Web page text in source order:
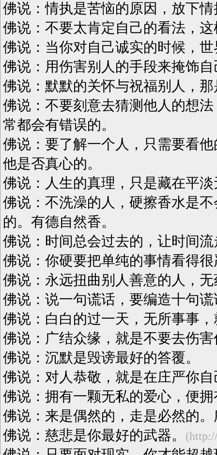
佛说：情执是苦恼的原因，放下
佛说：不要太肯定自己的看法，
佛说：当你对自己诚实的时候，
佛说：用伤害别人的手段来掩饰
佛说：默默的关怀与祝福别人，
佛说：不要刻意去猜测他人的想
常都会有错误的。
佛说：要了解一个人，只需要看
他是否真心的。
佛说：人生的真理，只是藏在平
佛说：不洗澡的人，硬擦香水是
的。有德自然香。
佛说：时间总会过去的，让时间
佛说：你硬要把单纯的事情看得
佛说：永远扭曲别人善意的人，
佛说：说一句谎话，要编造十句
佛说：白白的过一天，无所事事
佛说：广结众缘，就是不要去伤
佛说：沉默是毁谤最好的答覆。
佛说：对人恭敬，就是在庄严你自
佛说：拥有一颗无私的爱心，便
佛说：来是偶然的，走是必然的
佛说：慈悲是你最好的武器。